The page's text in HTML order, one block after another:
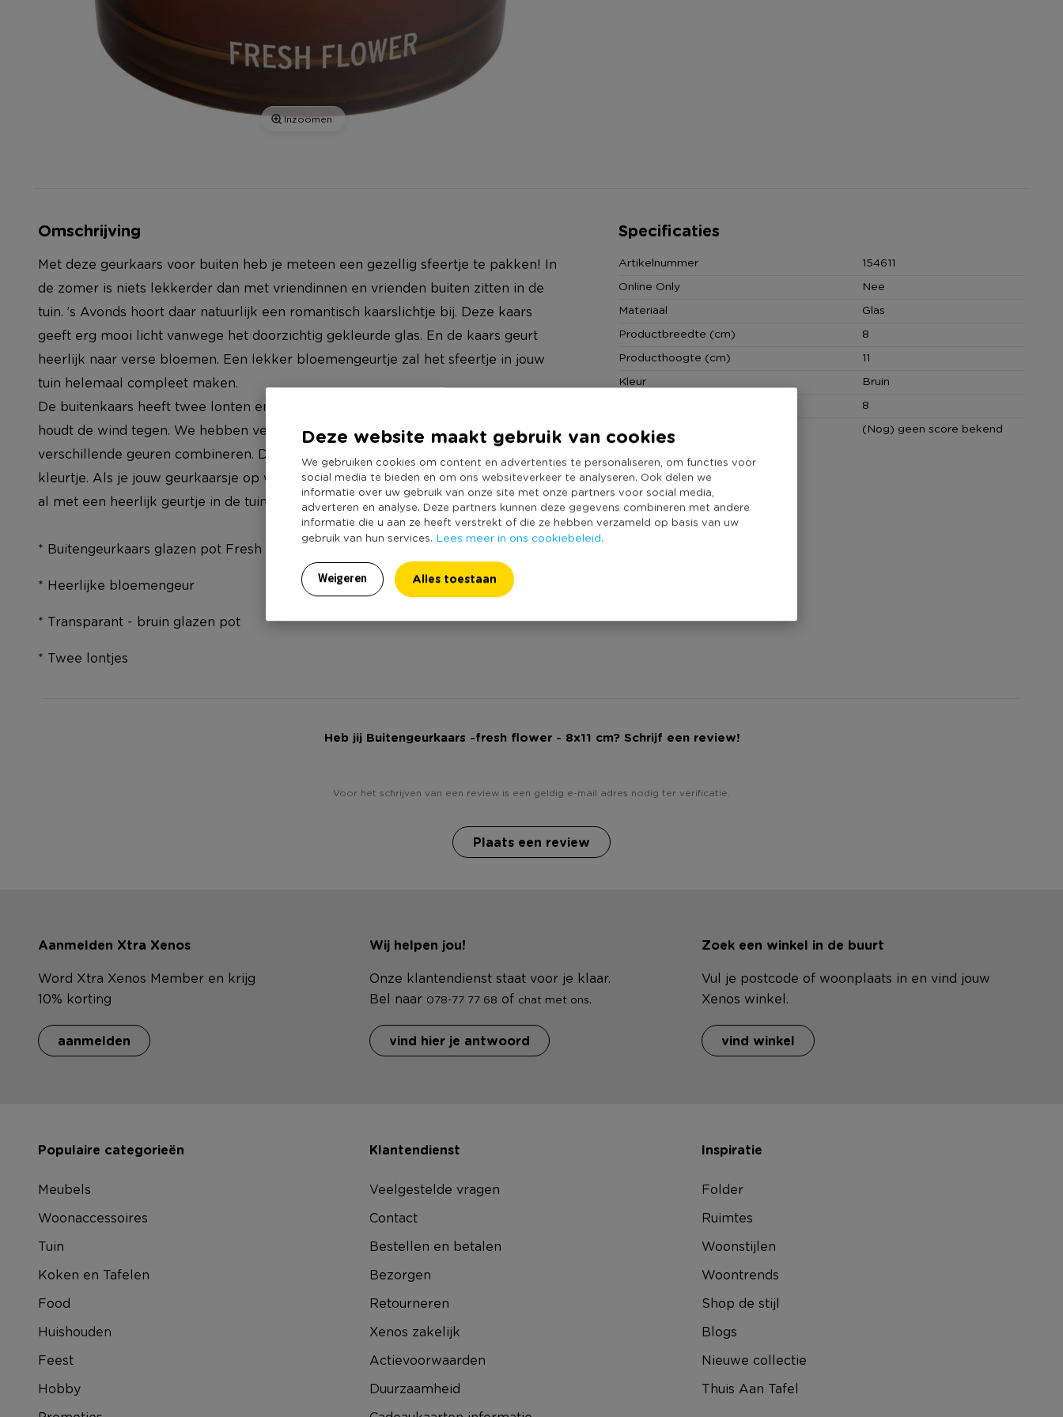
Deze website maakt gebruik van cookies
We gebruiken cookies om content en advertenties te personaliseren, om functies voor
social media te bieden en om ons websiteverkeer te analyseren. Ook delen we
informatie over uw gebruik van onze site met onze partners voor social media,
adverteren en analyse. Deze partners kunnen deze gegevens combineren met andere
informatie die u aan ze heeft verstrekt of die ze hebben verzameld op basis van uw
gebruik van hun services. Lees meer in ons cookiebeleid.
Weigeren Alles toestaan
Inzoomen
Omschrijving
Met deze geurkaars voor buiten heb je meteen een gezellig sfeertje te pakken! In
de zomer is niets lekkerder dan met vriendinnen en vrienden buiten zitten in de
tuin. ’s Avonds hoort daar natuurlijk een romantisch kaarslichtje bij. Deze kaars
geeft erg mooi licht vanwege het doorzichtig gekleurde glas. En de kaars geurt
heerlijk naar verse bloemen. Een lekker bloemengeurtje zal het sfeertje in jouw
tuin helemaal compleet maken.
De buitenkaars heeft twee lonten en geeft twee mooie vlammetjes. Het glaasje
houdt de wind tegen. We hebben verschillende lekkere geuren. Je kan dus
verschillende geuren combineren. Dat is leuk want elke geur heeft ook een eigen
kleurtje. Als je jouw geurkaarsje op werkdagen voor 18:00 uur besteld, zit je morgen
al met een heerlijk geurtje in de tuin.
* Buitengeurkaars glazen pot Fresh Flowers
* Heerlijke bloemengeur
* Transparant - bruin glazen pot
* Twee lontjes
Specificaties
Artikelnummer
154611
Online Only
Nee
Materiaal
Glas
Productbreedte (cm)
8
Producthoogte (cm)
11
Kleur
Bruin
8
Duurzaamheidsscore
(Nog) geen score bekend
Heb jij Buitengeurkaars -fresh flower - 8x11 cm? Schrijf een review!
Voor het schrijven van een review is een geldig e-mail adres nodig ter verificatie.
Plaats een review
Aanmelden Xtra Xenos
Word Xtra Xenos Member en krijg
10% korting
aanmelden
Wij helpen jou!
Onze klantendienst staat voor je klaar.
Bel naar 078-77 77 68 of chat met ons.
vind hier je antwoord
Zoek een winkel in de buurt
Vul je postcode of woonplaats in en vind jouw
Xenos winkel.
vind winkel
Populaire categorieën
Meubels
Woonaccessoires
Tuin
Koken en Tafelen
Food
Huishouden
Feest
Hobby
Klantendienst
Veelgestelde vragen
Contact
Bestellen en betalen
Bezorgen
Retourneren
Xenos zakelijk
Actievoorwaarden
Duurzaamheid
Inspiratie
Folder
Ruimtes
Woonstijlen
Woontrends
Shop de stijl
Blogs
Nieuwe collectie
Thuis Aan Tafel